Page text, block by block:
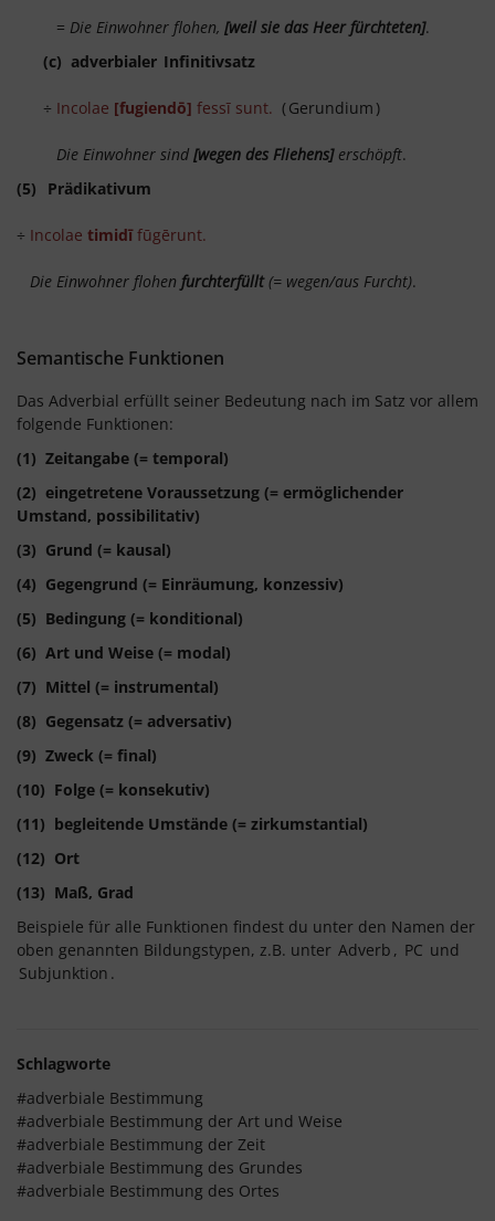
= Die Einwohner flohen, [weil sie das Heer fürchteten].
(c) adverbialer Infinitivsatz
÷ Incolae [fugiendō] fessī sunt. (Gerundium )
Die Einwohner sind [wegen des Fliehens]erschöpft.
(5)
Prädikativum
÷ Incolae timidīfūgērunt.
Die Einwohner flohen furchterfüllt (= wegen/aus Furcht).
Semantische Funktionen
Das Adverbial erfüllt seiner Bedeutung nach im Satz vor allem
folgende Funktionen:
(1) Zeitangabe (= temporal)
(2) eingetretene Voraussetzung (= ermöglichender
Umstand, possibilitativ)
(3) Grund (= kausal)
(4) Gegengrund (= Einräumung, konzessiv)
(5) Bedingung (= konditional)
(6) Art und Weise (= modal)
(7) Mittel (= instrumental)
(8) Gegensatz (= adversativ)
(9) Zweck (= final)
(10) Folge (= konsekutiv)
(11) begleitende Umstände (= zirkumstantial)
(12) Ort
(13) Maß, Grad
Beispiele für alle Funktionen findest du unter den Namen der
oben genannten Bildungstypen, z.B. unter Adverb , PC und
Subjunktion .
Schlagworte
#adverbiale Bestimmung
#adverbiale Bestimmung der Art und Weise
#adverbiale Bestimmung der Zeit
#adverbiale Bestimmung des Grundes
#adverbiale Bestimmung des Ortes